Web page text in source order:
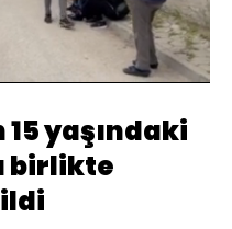
Oynatma
Hızı
yaşındaki
birlikte